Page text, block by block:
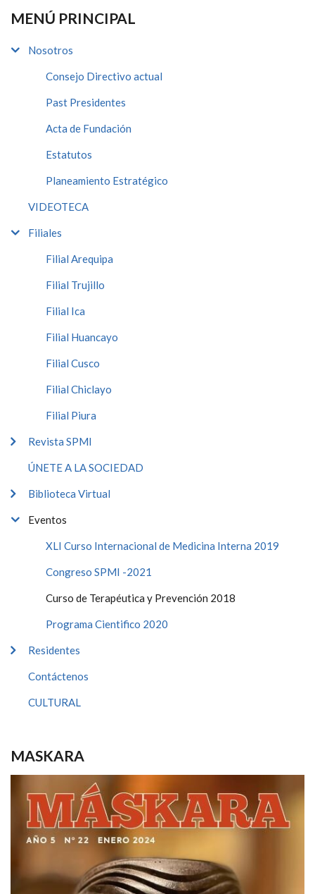
MENÚ PRINCIPAL
Nosotros
Consejo Directivo actual
Past Presidentes
Acta de Fundación
Estatutos
Planeamiento Estratégico
VIDEOTECA
Filiales
Filial Arequipa
Filial Trujillo
Filial Ica
Filial Huancayo
Filial Cusco
Filial Chiclayo
Filial Piura
Revista SPMI
ÚNETE A LA SOCIEDAD
Biblioteca Virtual
Eventos
XLI Curso Internacional de Medicina Interna 2019
Congreso SPMI -2021
Curso de Terapéutica y Prevención 2018
Programa Cientifico 2020
Residentes
Contáctenos
CULTURAL
MASKARA